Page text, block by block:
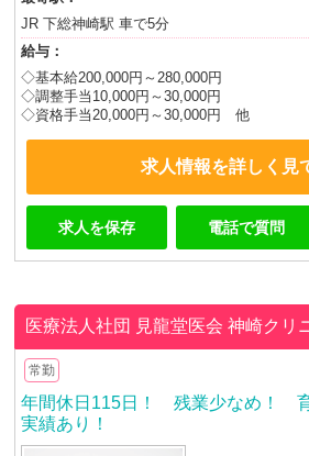
JR 下総神崎駅 車で5分
給与：
◇基本給200,000円～280,000円
◇調整手当10,000円～30,000円
◇資格手当20,000円～30,000円 他
求人情報を詳しく見
求人を保存 電話で質問
医療法人社団 見龍堂医会神崎クリ
常勤
年間休日115日！ 残業少なめ！
実績あり！